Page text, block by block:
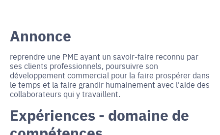
Annonce
reprendre une PME ayant un savoir-faire reconnu par
ses clients professionnels, poursuivre son
développement commercial pour la faire prospérer dans
le temps et la faire grandir humainement avec l'aide des
collaborateurs qui y travaillent.
Expériences - domaine de